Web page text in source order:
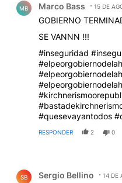
MB Marco Bass 15 DE
GOBIERNO
SE VANNN !!!
#inseguridad
#quesevayantodos
RESPONDER 2 0
SB Sergio Bellino 14 DE